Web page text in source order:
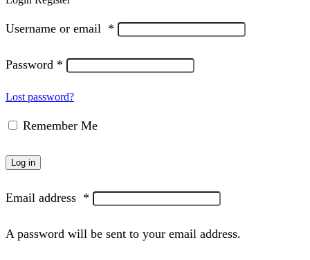
Username or email *
Password *
Lost password?
Remember Me
Log in
Email address *
A password will be sent to your email address.